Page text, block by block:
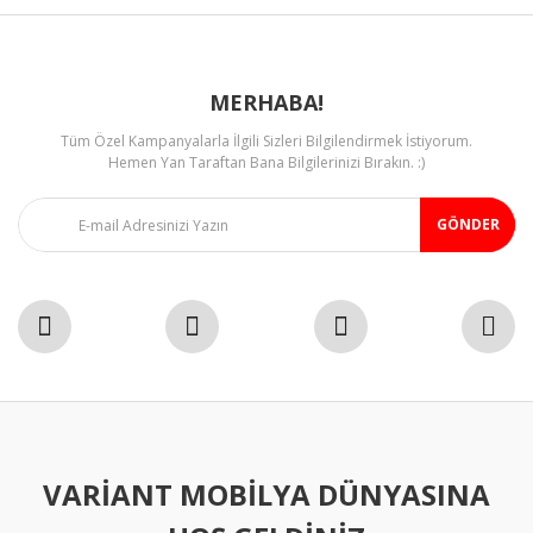
Gönder
MERHABA!
Tüm Özel Kampanyalarla İlgili Sizleri Bilgilendirmek İstiyorum.
Hemen Yan Taraftan Bana Bilgilerinizi Bırakın. :)
GÖNDER
VARIANT MOBILYA DÜNYASINA